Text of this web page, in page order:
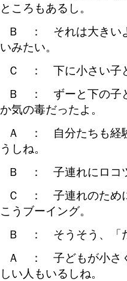
ところもあるし。
Ｂ ： それは大きい
いみたい。
Ｃ ： 下に小さい子
Ｂ ： ずーと下の子
か気の毒だったよ。
Ａ ： 自分たちも経
うしね。
Ｂ ： 子連れにロコ
Ｃ ： 子連れのため
こうブーイング。
Ｂ ： そうそう、「
Ａ ： 子どもが小さ
しい人もいるしね。